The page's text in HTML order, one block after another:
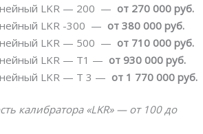
LKR — 200 — от 270 000 руб.
LKR -300 — от 380 000 руб.
LKR — 500 — от 710 000 руб.
LKR — T1 — от 930 000 руб.
LKR — T 3 — от 1 770 000 руб.
калибратора «LKR» — от 100 до